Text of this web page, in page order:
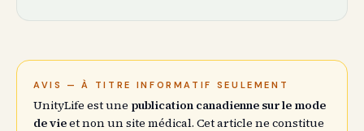
AVIS — À TITRE INFORMATIF SEULEMENT
UnityLife est une publication canadienne sur le mode
de vieet non un site médical. Cet article ne constitue